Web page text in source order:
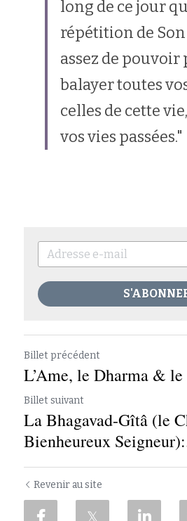
long de ce jour
répétition de
assez de pouvoir
balayer toutes
celles de cette
vos vies passées."
Billet précédent
L’Ame, le Dharma &
Billet suivant
La Bhagavad-Gîtâ (le
Bienheureux
Revenir au site